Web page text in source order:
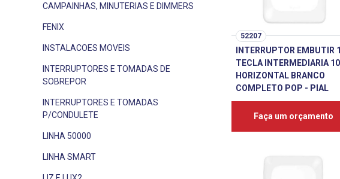
CAMPAINHAS, MINUTERIAS E DIMMERS
FENIX
INSTALACOES MOVEIS
INTERRUPTORES E TOMADAS DE
SOBREPOR
INTERRUPTORES E TOMADAS
P/CONDULETE
LINHA 50000
LINHA SMART
52207
INTERRUPTOR EMBUTIR 1
TECLA INTERMEDIARIA
HORIZONTAL BRANCO
COMPLETO POP - PIAL
Faça um orçamento